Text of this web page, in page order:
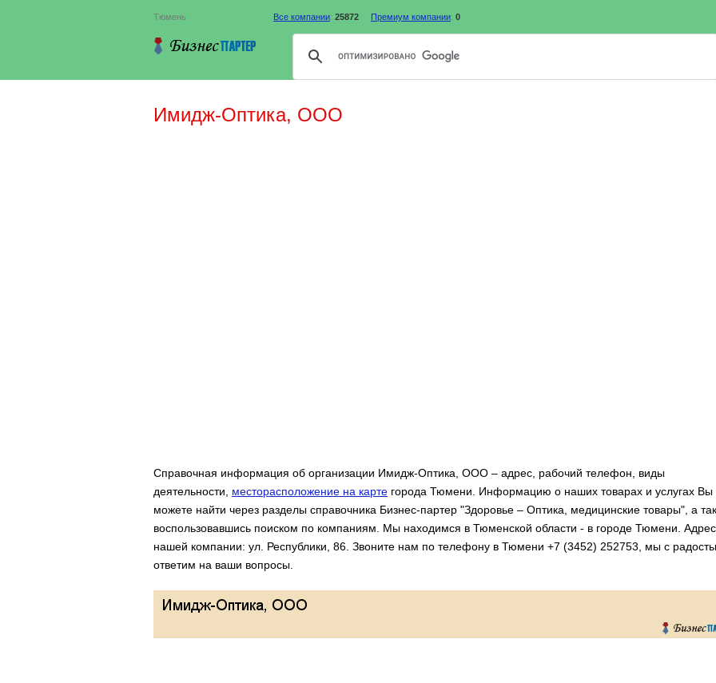
Тюмень Все компании: 25872 Премиум компании: 0
Имидж-Оптика, ООО
Справочная информация об организации Имидж-Оптика, ООО – адрес, рабочий телефон, виды
деятельности, месторасположение на карте города Тюмени. Информацию о наших товарах и услугах Вы
можете найти через разделы справочника Бизнес-партер "Здоровье – Оптика, медицинские товары", а
воспользовавшись поиском по компаниям. Мы находимся в Тюменской области - в городе Тюмени. Адрес
нашей компании: ул. Республики, 86. Звоните нам по телефону в Тюмени +7 (3452) 252753, мы с
ответим на ваши вопросы.